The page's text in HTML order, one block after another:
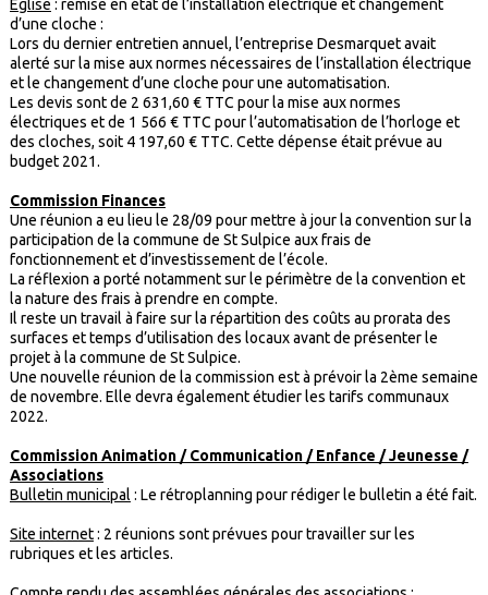
Eglise : remise en état de l’installation électrique et changement
d’une cloche :
Lors du dernier entretien annuel, l’entreprise Desmarquet avait
alerté sur la mise aux normes nécessaires de l’installation électrique
et le changement d’une cloche pour une automatisation.
Les devis sont de 2 631,60 € TTC pour la mise aux normes
électriques et de 1 566 € TTC pour l’automatisation de l’horloge et
des cloches, soit 4 197,60 € TTC. Cette dépense était prévue au
budget 2021.
Commission Finances
Une réunion a eu lieu le 28/09 pour mettre à jour la convention sur la
participation de la commune de St Sulpice aux frais de
fonctionnement et d’investissement de l’école.
La réflexion a porté notamment sur le périmètre de la convention et
la nature des frais à prendre en compte.
Il reste un travail à faire sur la répartition des coûts au prorata des
surfaces et temps d’utilisation des locaux avant de présenter le
projet à la commune de St Sulpice.
Une nouvelle réunion de la commission est à prévoir la 2ème semaine
de novembre. Elle devra également étudier les tarifs communaux
2022.
Commission Animation / Communication /Enfance / Jeunesse /
Associations
Bulletin municipal : Le rétroplanning pour rédiger le bulletin a été fait.
Site internet: 2 réunions sont prévues pour travailler sur les
rubriques et les articles.